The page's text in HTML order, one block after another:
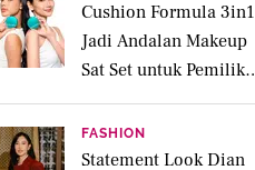
Cushion Formula 3in1
Jadi Andalan Makeup
Sat Set untuk Pemilik
Kulit Acne Prone
FASHION
Statement Look Dian